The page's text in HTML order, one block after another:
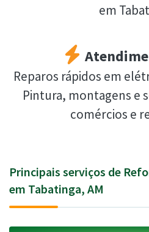
em
Reparos rápidos em
Pintura, montagens e
comércios e
Principais serviços de
em Tabatinga, AM